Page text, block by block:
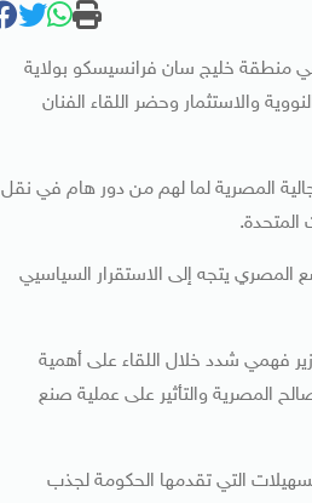
في منطقة خليج سان فرانسيسكو بولاية
والاستثمار وحضر اللقاء الفنان
المصرية لما لهم من دور هام في نقل
المتحدة.
المصري يتجه إلى الاستقرار السياسيي
فهمي شدد خلال اللقاء على أهمية
المصرية والتأثير على عملية صنع
التي تقدمها الحكومة لجذب